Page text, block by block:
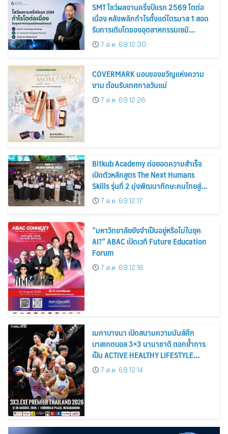
SMT โชว์ผลงานครึ่งปีแรก 2569 โตต่อ
เนื่อง หลังพลิกกำไรตั้งแต่ไตรมาส 1 สอด
รับการเติบโตของอุตสาหกรรมเซมิ
คอนดักเตอร์
7 ส.ค. 69 12:30
COVERMARK มอบของขวัญแห่งความ
งาม ต้อนรับเทศกาลวันแม่
7 ส.ค. 69 12:26
Bitkub Academy ต่อยอดความสำเร็จ
เปิดตัวหลักสูตร The Next Humans
Skills รุ่นที่ 2 มุ่งพัฒนาทักษะคนไทยสู่
การเป็นคนของอนาคต
7 ส.ค. 69 12:17
“มหาวิทยาลัยยังจำเป็นอยู่หรือไม่ในยุค
AI?” ABAC เปิดเวที Future Education
Forum
7 ส.ค. 69 12:16
เมกาบางนา เปิดสนามความมันส์ศึก
บาสเกตบอล 3×3 นานาชาติ ตอกย้ำการ
เป็น ACTIVE HEALTHY LIFESTYLE
DESTINATION วันที่ 8 – 30 ส.ค. 69 ณ
ฟู้ดวอล์ค พลาซ่า ศูนย์การค้าเมกาบางนา
7 ส.ค. 69 12:14